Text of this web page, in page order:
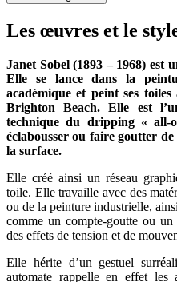
Les œuvres et le
Janet Sobel (1893 – 1968) est
Elle se lance dans la
académique et peint ses
Brighton Beach. Elle est
technique du dripping « all-
éclabousser ou faire goutter
la surface.
Elle créé ainsi un réseau
toile. Elle travaille avec des
ou de la peinture industrielle,
comme un compte-goutte ou
des effets de tension et de
Elle hérite d’un gestuel
automate rappelle en effet les